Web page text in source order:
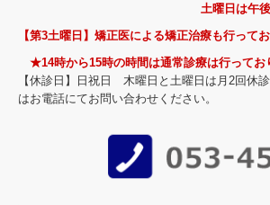
土曜日は午後は14時か
【第3土曜日】矯正医による矯正治療も行ってお
★14時から15時の時間は通常診療は行ってお
【休診日】日祝日 木曜日と土曜日は月2回休
はお電話にてお問い合わせください。